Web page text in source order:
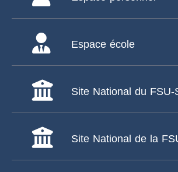
Espace école
Site National du FSU-
Site National de la